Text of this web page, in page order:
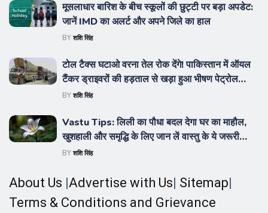
मूसलाधार बारिश के बीच स्कूलों की छुट्टी पर बड़ा अपडेट:
जानें IMD का अलर्ट और अपने जिले का हाल
BYशशि सिंह
टोल टैक्स घटाओ वरना तेल रोक देंगे! पाकिस्तान में ऑयल
टैंकर ड्राइवरों की हड़ताल से खड़ा हुआ भीषण पेट्रोल
संकट
BYशशि सिंह
Vastu Tips: लिली का पौधा बदल देगा घर का माहौल,
खुशहाली और समृद्धि के लिए जान लें वास्तु के ये जरूरी
नियम
BYशशि सिंह
About Us Advertise with Us Sitemap
Terms & Conditions and Grievance